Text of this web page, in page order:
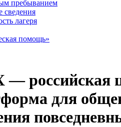
пребыванием
сведения
лагеря
помощь»
— российская
для